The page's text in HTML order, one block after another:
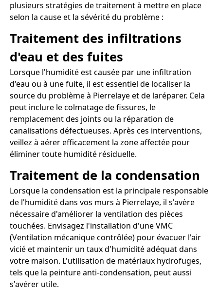
plusieurs stratégies de traitement à mettre en place
selon la cause et la sévérité du problème :
Traitement des infiltrations
d'eau et des fuites
Lorsque l'humidité est causée par une infiltration
d'eau ou à une fuite, il est essentiel de localiser la
source du problème à Pierrelaye et de laréparer. Cela
peut inclure le colmatage de fissures, le
remplacement des joints ou la réparation de
canalisations défectueuses. Après ces interventions,
veillez à aérer efficacement la zone affectée pour
éliminer toute humidité résiduelle.
Traitement de la condensation
Lorsque la condensation est la principale responsable
de l'humidité dans vos murs à Pierrelaye, il s'avère
nécessaire d'améliorer la ventilation des pièces
touchées. Envisagez l'installation d'une VMC
(Ventilation mécanique contrôlée) pour évacuer l'air
vicié et maintenir un taux d'humidité adéquat dans
votre maison. L'utilisation de matériaux hydrofuges,
tels que la peinture anti-condensation, peut aussi
s'avérer utile.